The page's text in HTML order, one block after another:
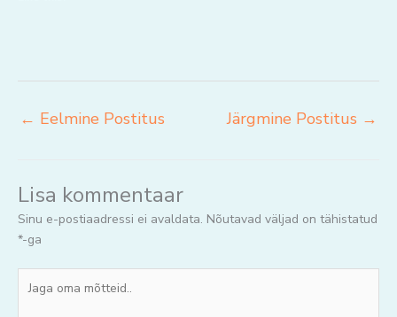
← Eelmine Postitus Järgmine Postitus →
Lisa kommentaar
Sinu e-postiaadressi ei avaldata. Nõutavad väljad on tähistatud
*-ga
oma